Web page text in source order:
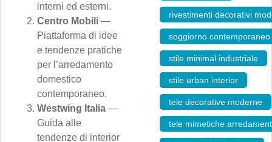
interni ed esterni.
Centro Mobili —
Piattaforma di idee
e tendenze pratiche
per l’arredamento
domestico
contemporaneo.
Westwing Italia —
Guida alle
tendenze di interior
rivestimenti decorativi
soggiorno contemporaneo
stile minimal industriale
stile urban interior
tele decorative moderne
tele mimetiche